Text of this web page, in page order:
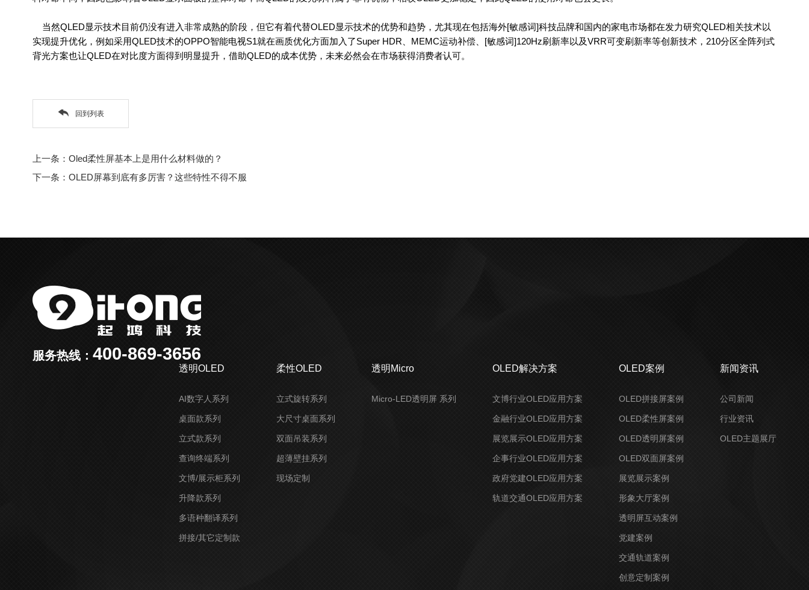
当然QLED显示技术目前仍没有进入非常成熟的阶段，但它有着代替OLED显示技术的优势和趋势，尤其现在包括海外[敏感词]科技品牌和国内的家电市场都在发力研究QLED相关技术以
实现提升优化，例如采用QLED技术的OPPO智能电视S1就在画质优化方面加入了Super HDR、MEMC运动补偿、[敏感词]120Hz刷新率以及VRR可变刷新率等创新技术，210分区全阵列式
背光方案也让QLED在对比度方面得到明显提升，借助QLED的成本优势，未来必然会在市场获得消费者认可。
回到列表
上一条：Oled柔性屏基本上是用什么材料做的？
下一条：OLED屏幕到底有多厉害？这些特性不得不服
服务热线： 400-869-3656
透明OLED
AI数字人系列
桌面款系列
立式款系列
查询终端系列
文博/展示柜系列
升降款系列
多语种翻译系列
拼接/其它定制款
柔性OLED
立式旋转系列
大尺寸桌面系列
双面吊装系列
超薄壁挂系列
现场定制
透明Micro
Micro-LED透明屏 系列
OLED解决方案
文博行业OLED应用方案
金融行业OLED应用方案
展览展示OLED应用方案
企事行业OLED应用方案
政府党建OLED应用方案
轨道交通OLED应用方案
OLED案例
OLED拼接屏案例
OLED柔性屏案例
OLED透明屏案例
OLED双面屏案例
展览展示案例
形象大厅案例
透明屏互动案例
党建案例
交通轨道案例
创意定制案例
新闻资讯
公司新闻
行业资讯
OLED主题展厅